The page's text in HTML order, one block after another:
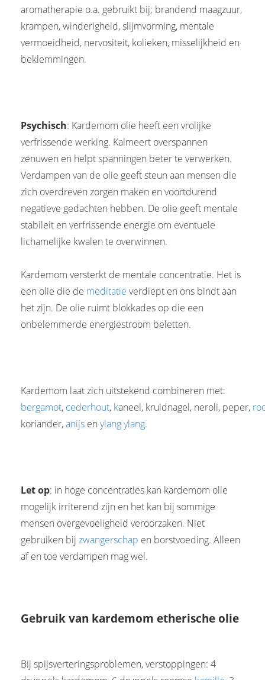
aromatherapie o.a. gebruikt bij; brandend maagzuur,
krampen, winderigheid, slijmvorming, mentale
vermoeidheid, nervositeit, kolieken, misselijkheid en
beklemmingen.
Psychisch: Kardemom olie heeft een vrolijke
verfrissende werking. Kalmeert overspannen
zenuwen en helpt spanningen beter te verwerken.
Verdampen van de olie geeft steun aan mensen die
zich overdreven zorgen maken en voortdurend
negatieve gedachten hebben. De olie geeft mentale
stabileit en verfrissende energie om eventuele
lichamelijke kwalen te overwinnen.
Kardemom versterkt de mentale concentratie. Het is
een olie die de meditatie verdiept en ons bindt aan
het zijn. De olie ruimt blokkades op die een
onbelemmerde energiestroom beletten.
Kardemom laat zich uitstekend combineren met:
bergamot, cederhout, kaneel, kruidnagel, neroli, peper,
koriander,anijs en ylang ylang.
Let op: in hoge concentraties kan kardemom olie
mogelijk irriterend zijn en het kan bij sommige
mensen overgevoeligheid veroorzaken. Niet
gebruiken bij zwangerschap en borstvoeding. Alleen
af en toe verdampen mag wel.
Gebruik van kardemom etherische olie
Bij spijsverteringsproblemen, verstoppingen: 4